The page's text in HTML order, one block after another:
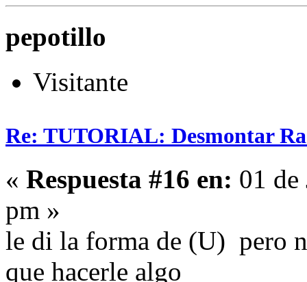
pepotillo
Visitante
Re: TUTORIAL: Desmontar
« Respuesta #16 en: 01
pm »
le di la forma de (U) pero
que hacerle algo